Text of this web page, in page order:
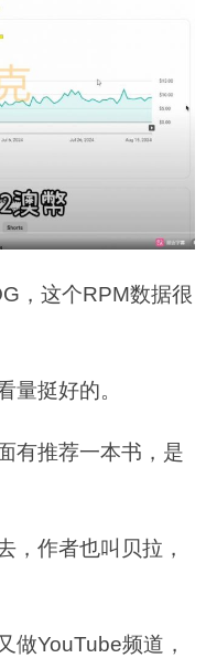
，这个RPM数据很
量挺好的。
有推荐一本书，是
，作者也叫贝拉，
做YouTube频道，